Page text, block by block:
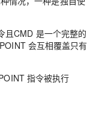
且CMD 是一个完整的
会互相覆盖只有
指令被执行